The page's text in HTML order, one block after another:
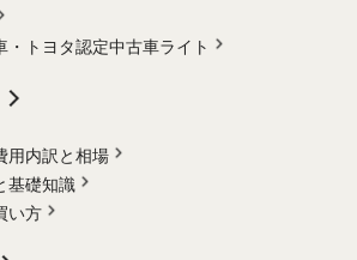
・
トヨタ認定中古車ライト
用内訳と相場
基礎知識
い方